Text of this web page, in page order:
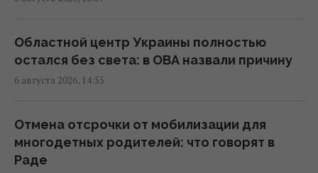
В Фонде госимущества прогнозируют
государственных активов
15:58 четверг, 06 августа 2026
баллистика: Зеленский раскрыл сроки
15:45 четверг, 06 августа 2026
Областной центр Украины полностью
остался без света: в ОВА назвали причину
6 августа 2026, 14:55
Отмена отсрочки от мобилизации для
многодетных родителей: что говорят в
Раде